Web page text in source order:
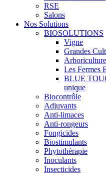
RSE
Salons
Nos Solutions
BIOSOLUTIONS
Vigne
Grandes
Arboriculture
Les Fermes
BLUE
unique
Biocontrôle
Adjuvants
Anti-limaces
Anti-rongeurs
Fongicides
Biostimulants
Phytothérapie
Inoculants
Insecticides